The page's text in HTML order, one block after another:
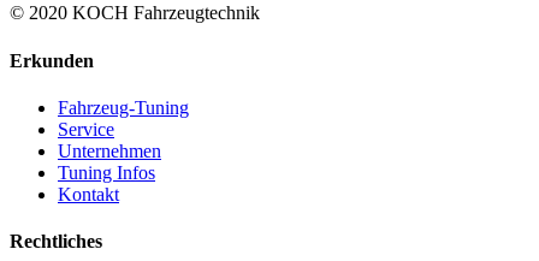
© 2020 KOCH Fahrzeugtechnik
Erkunden
Fahrzeug-Tuning
Service
Unternehmen
Tuning Infos
Kontakt
Rechtliches